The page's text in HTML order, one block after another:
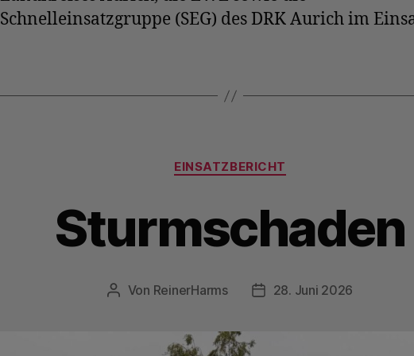
Schnelleinsatzgruppe (SEG) des DRK Aurich im
Kategorien
EINSATZBERICHT
Sturmschaden
Beitragsautor
Von ReinerHarms Veröffentlichungsdatum
28. Juni 2026